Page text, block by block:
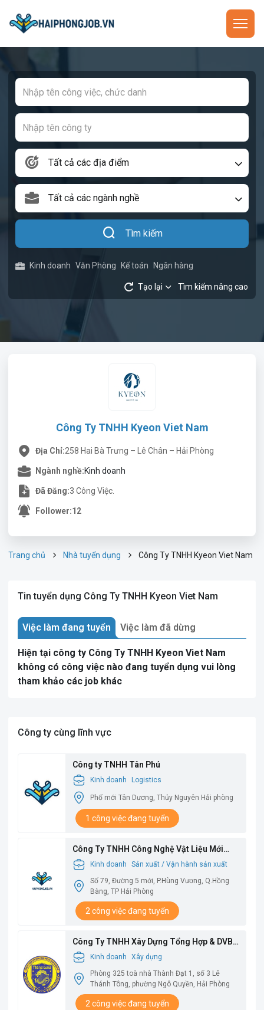
Tất cả các địa điểm
Tất cả các ngành nghề
Tìm kiếm
Kinh doanh Văn Phòng Kế toán Ngân hàng
Tạo lại Tìm kiếm nâng cao
Công Ty TNHH Kyeon Viet Nam
Địa Chỉ:258 Hai Bà Trưng – Lê Chân – Hải Phòng
Ngành nghề:Kinh doanh
Đã Đăng:3 Công Việc.
Follower:12
Trang chủ Nhà tuyển dụng Công Ty TNHH Kyeon Viet Nam
Tin tuyển dụng Công Ty TNHH Kyeon Viet Nam
Việc làm đang tuyển Việc làm đã dừng
Hiện tại công ty Công Ty TNHH Kyeon Viet Nam
không có công việc nào đang tuyển dụng vui lòng
tham khảo các job khác
Công ty cùng lĩnh vực
Công ty TNHH Tân Phú
Kinh doanh Logistics
Phố mới Tân Dương, Thủy Nguyên Hải phòng
1 công việc đang tuyển
Công Ty TNHH Công Nghệ Vật Liệu Mới
Babysbreath
Kinh doanh
Sản xuất / Vận hành sản xuất
Số 79, Đường 5 mới, P.Hùng Vương, Q.Hồng
Bàng, TP Hải Phòng
2 công việc đang tuyển
Công Ty TNHH Xây Dựng Tổng Hợp & DVBV
Thăng Long
Kinh doanh
Xây dựng
Phòng 325 toà nhà Thành Đạt 1, số 3 Lê
Thánh Tông, phường Ngô Quyền, Hải Phòng
2 công việc đang tuyển